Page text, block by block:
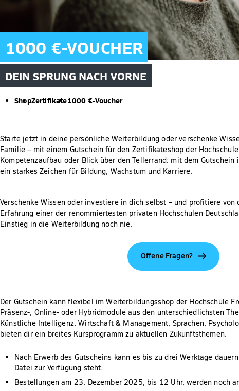
1000 €-VOUCHER
DEIN SPRUNG NACH VORNE
ShopZertifikate1000 €-Voucher
Starte jetzt in deine persönliche Weiterbildung oder verschenke
Familie – mit einem Gutschein für den Zertifikateshop der
Kompetenzaufbau oder Blick über den Tellerrand: mit dem
ein starkes Zeichen für Bildung, Wachstum und Karriere.
Verschenke Wissen oder investiere in dich selbst – und profitiere
Erfahrung einer der renommiertesten privaten Hochschulen
Einstieg in die Weiterbildung noch nie.
Offene Fragen?
Der Gutschein kann flexibel im Weiterbildungsshop der Hochschule
Präsenz-, Online- oder Hybridmodule aus den unterschiedlichsten
Künstliche Intelligenz, Wirtschaft & Management, Sprachen,
bieten dir ein breites Kursprogramm zu aktuellen Zukunftsthemen.
Nach Erwerb des Gutscheins kann es bis zu drei Werktage
Datei zur Verfügung steht.
Bestellungen am 23. Dezember 2025, bis 12 Uhr, werden noch